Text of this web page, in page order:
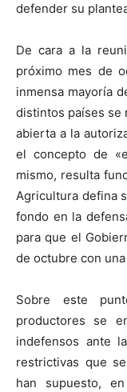
defender su
De cara a la
próximo mes de
inmensa mayoría
distintos países se
abierta a la
el concepto de
mismo, resulta
Agricultura defina
fondo en la
para que el
de octubre con
Sobre este
productores se
indefensos ante
restrictivas que
han supuesto,